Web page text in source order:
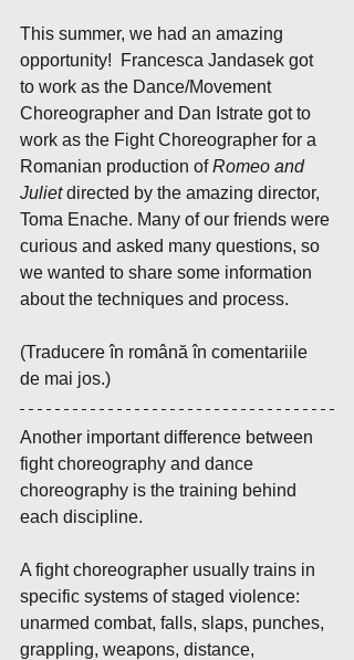
This summer, we had an amazing
opportunity!  Francesca Jandasek got
to work as the Dance/Movement
Choreographer and Dan Istrate got to
work as the Fight Choreographer for a
Romanian production of Romeo and
Juliet directed by the amazing director,
Toma Enache. Many of our friends were
curious and asked many questions, so
we wanted to share some information
about the techniques and process.
(Traducere în română în comentariile
de mai jos.)
Another important difference between
fight choreography and dance
choreography is the training behind
each discipline.
A fight choreographer usually trains in
specific systems of staged violence:
unarmed combat, falls, slaps, punches,
grappling, weapons, distance,